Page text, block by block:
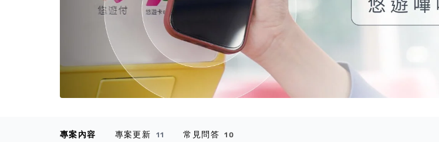
專案內容 專案更新 11 常見問答 10